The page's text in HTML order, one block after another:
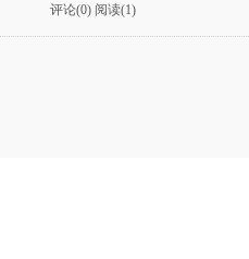
评论(0) 阅读(1)